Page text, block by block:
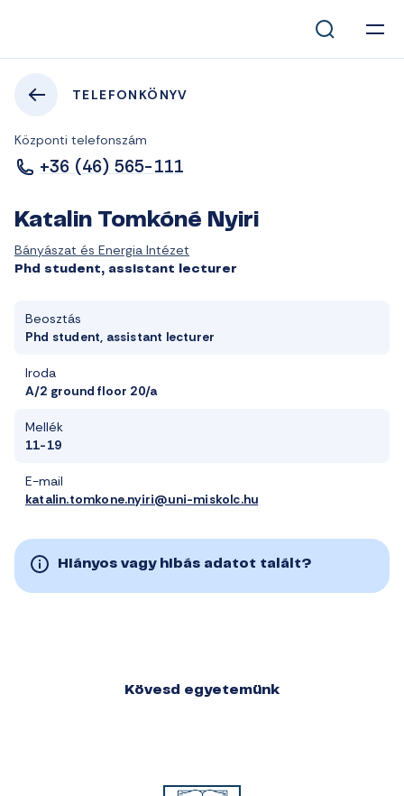
TELEFONKÖNYV
Központi telefonszám
+36 (46) 565-111
Katalin Tomkóné Nyiri
Bányászat és Energia Intézet
Phd student, assistant lecturer
Beosztás
Phd student, assistant lecturer
Iroda
A/2 ground floor 20/a
Mellék
11-19
E-mail
katalin.tomkone.nyiri@uni-miskolc.hu
Hiányos vagy hibás adatot talált?
Kövesd egyetemünk